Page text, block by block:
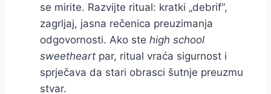
se mirite. Razvijte ritual: kratki „debrif“,
zagrljaj, jasna rečenica preuzimanja
odgovornosti. Ako ste high school
sweetheart par, ritual vraća sigurnost i
sprječava da stari obrasci šutnje preuzmu
stvar.